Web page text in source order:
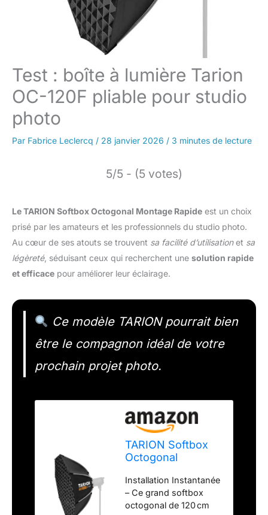
Test : boîte à lumière Tarion
OC-120F pliable pour studio
photo
Par Fabrice Leclercq / 28 janvier 2026 / 3 minutes de lecture
5/5 - (5 votes)
Le TARION Softbox Octogonal Montage Rapide est un choix
prisé par les amateurs et les professionnels du studio photo.
Au cœur de ses atouts se trouvent sa facilité d’utilisationet sa
légèreté, séduisant ceux qui recherchent une solution rapide
et efficace pour améliorer leur éclairage.
Ce modèle TARION pourrait bien
être le compagnon idéal de votre
prochain projet photo.
TARION Softbox
Octogonal
Softbox Bowens
120cm Pliable
avec Grille Double
Installation Instantanée
– Ce grand softbox
octogonal de 120 cm